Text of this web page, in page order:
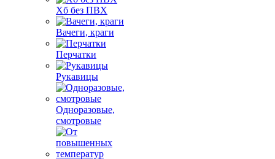
Хб без ПВХ
Вачеги, краги
Перчатки
Рукавицы
Одноразовые,
смотровые